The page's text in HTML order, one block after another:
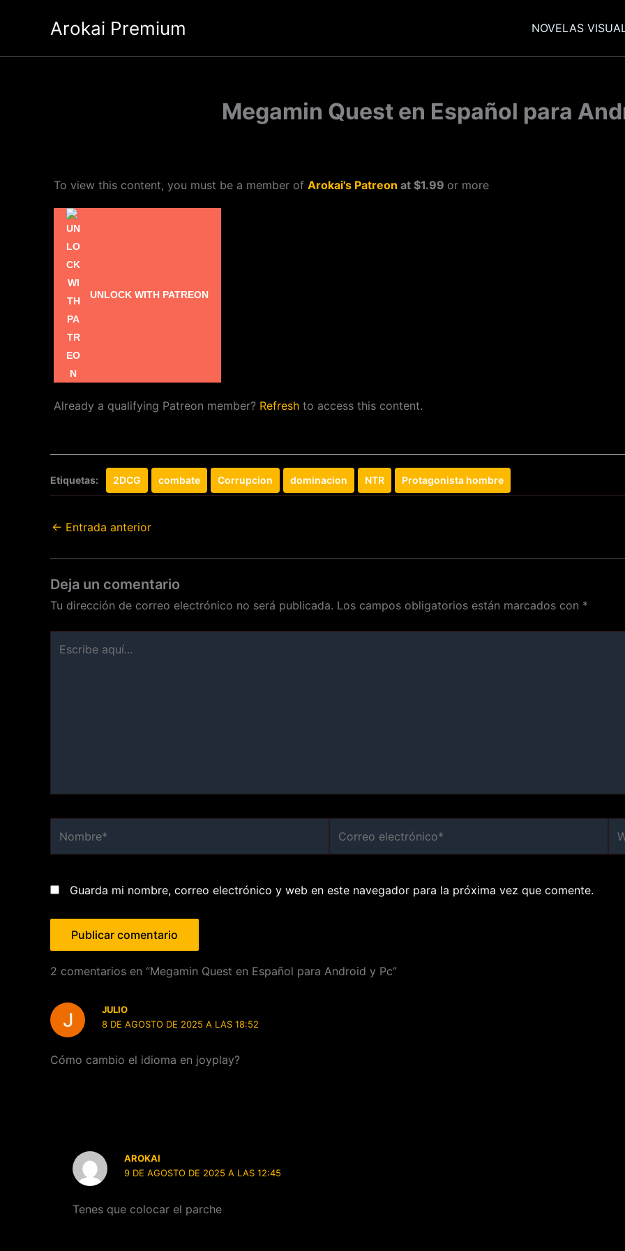
Arokai Premium NOVELAS
Megamin Quest en Español para
To view this content, you must be a member of Arokai's Patreon at $1.99 or more
UNLOCK WITH PATREON
Already a qualifying Patreon member? Refresh to access this content.
Etiquetas: 2DCG combate Corrupcion dominacion NTR Protagonista hombre
← Entrada anterior
Deja un comentario
Tu dirección de correo electrónico no será publicada. Los campos obligatorios están marcados con *
aquí...
electrónico*
Guarda mi nombre, correo electrónico y web en este navegador para la próxima vez que comente.
2 comentarios en “Megamin Quest en Español para Android y Pc”
JULIO
8 DE AGOSTO DE 2025 A LAS 18:52
Cómo cambio el idioma en joyplay?
AROKAI
9 DE AGOSTO DE 2025 A LAS 12:45
Tenes que colocar el parche